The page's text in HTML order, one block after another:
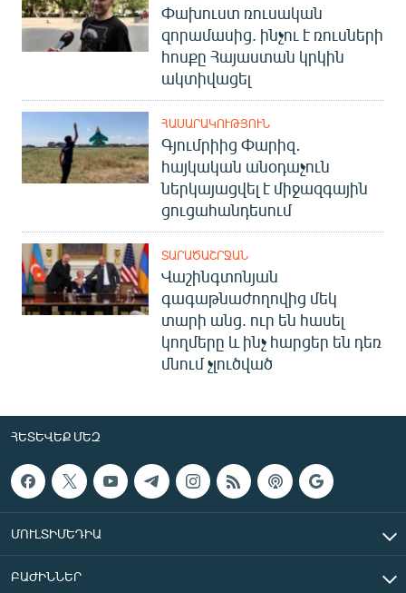
Փախուստ ռուսական
զորամասից. ինչու է ռուսների
հոսքը Հայաստան կրկին
ակտիվացել
ՀԱՍԱՐԱԿՈՒԹՅՈՒՆ
Գյումրիից Փարիզ․
հայկական անօդաչուն
ներկայացվել է միջազգային
ցուցահանդեսում
ՏԱՐԱԾԱՇՐՋԱՆ
Վաշինգտոնյան
գագաթնաժողովից մեկ
տարի անց. ուր են հասել
կողմերը և ինչ հարցեր են դեռ
մնում չլուծված
ՀԵՏԵՎԵՔ ՄԵԶ
ՄՈՒԼՏԻՄԵԴԻԱ
ԲԱԺԻՆՆԵՐ